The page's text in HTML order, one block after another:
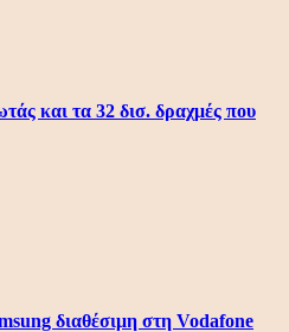
και τα 32 δισ. δραχμές που
διαθέσιμη στη Vodafone